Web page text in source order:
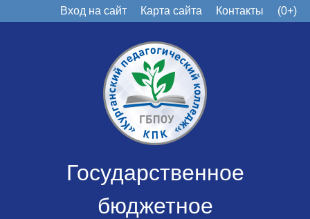
Вход на сайт Карта сайта Контакты (0+)
Государственное
бюджетное